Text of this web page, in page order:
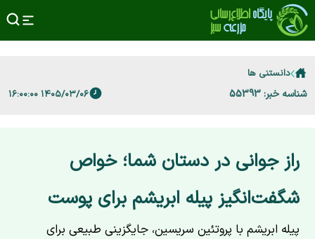
دانستنی ها
شناسه خبر: 55393 ۱۴۰۵/۰۳/۰۶ ۱۶:۰۰:۰۰
راز جوانی در دستان شما؛ خواص
شگفت‌انگیز پیله ابریشم برای پوست
پیله ابریشم با پروتئین سریسین، جایگزینی طبیعی برای